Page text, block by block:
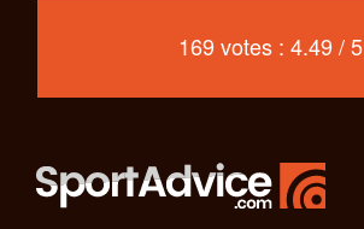
169 votes : 4.49 / 5